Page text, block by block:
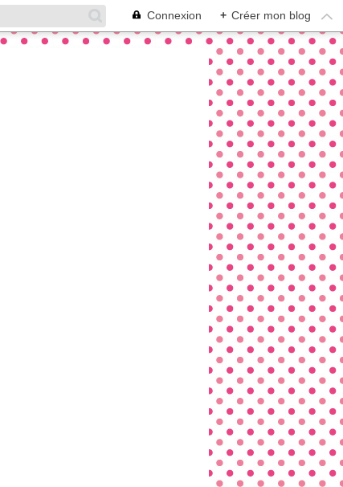
Connexion + Créer mon blog